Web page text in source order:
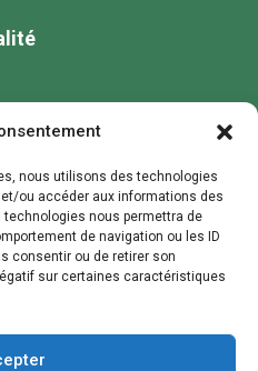
nous utilisons des technologies
ou accéder aux informations des
nous permettra de
de navigation ou les ID
consentir ou de retirer son
sur certaines caractéristiques
lac du Der